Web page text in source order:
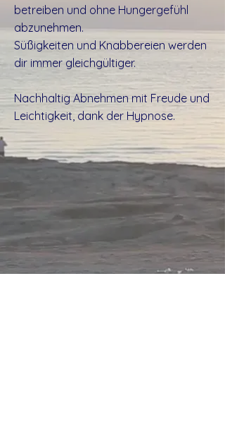
betreiben und ohne Hungergefühl
abzunehmen.
Süßigkeiten und Knabbereien werden
dir immer gleichgültiger.
Nachhaltig Abnehmen mit Freude und
Leichtigkeit, dank der Hypnose.